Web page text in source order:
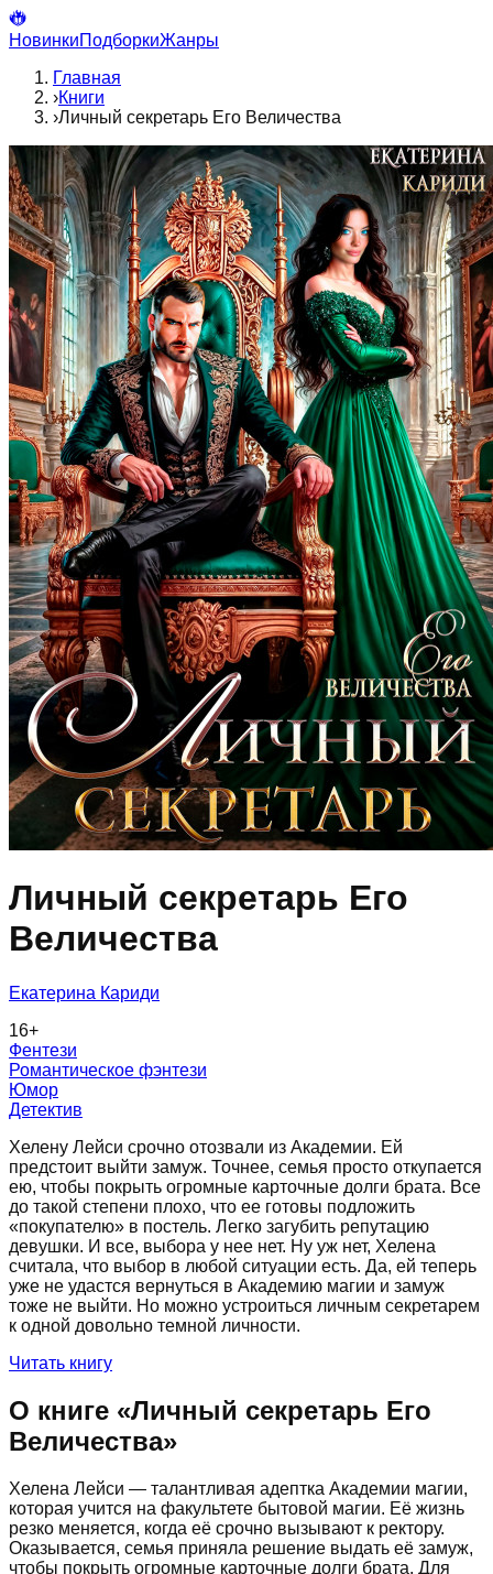
НовинкиПодборкиЖанры
Главная
›Книги
›Личный секретарь Его Величества
Личный секретарь Его
Величества
Екатерина Кариди
16+
Фентези
Романтическое фэнтези
Юмор
Детектив
Хелену Лейси срочно отозвали из Академии. Ей
предстоит выйти замуж. Точнее, семья просто откупается
ею, чтобы покрыть огромные карточные долги брата. Все
до такой степени плохо, что ее готовы подложить
«покупателю» в постель. Легко загубить репутацию
девушки. И все, выбора у нее нет. Ну уж нет, Хелена
считала, что выбор в любой ситуации есть. Да, ей теперь
уже не удастся вернуться в Академию магии и замуж
тоже не выйти. Но можно устроиться личным секретарем
к одной довольно темной личности.
Читать книгу
О книге «Личный секретарь Его
Величества»
Хелена Лейси — талантливая адептка Академии магии,
которая учится на факультете бытовой магии. Её жизнь
резко меняется, когда её срочно вызывают к ректору.
Оказывается, семья приняла решение выдать её замуж,
чтобы покрыть огромные карточные долги брата. Для